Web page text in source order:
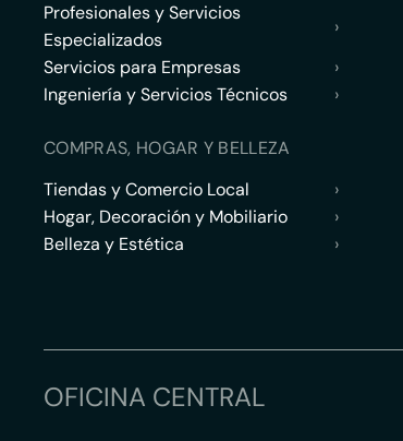
Profesionales y Servicios
Especializados
›
Servicios para Empresas
›
Ingeniería y Servicios Técnicos
›
COMPRAS, HOGAR Y BELLEZA
Tiendas y Comercio Local
›
Hogar, Decoración y Mobiliario
›
Belleza y Estética
›
OFICINA CENTRAL